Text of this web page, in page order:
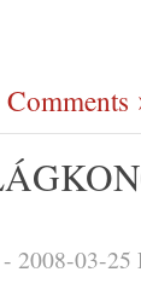
- 2008-03-25